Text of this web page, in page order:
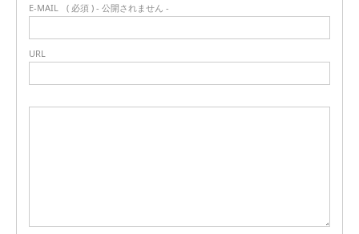
E-MAIL ( 必須 ) - 公開されません -
URL